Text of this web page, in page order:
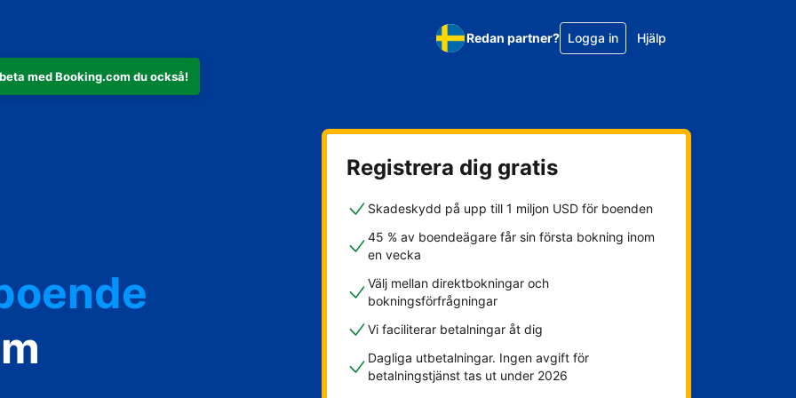
med Booking.com du också!
Redan partner? Logga in Hjälp
Registrera dig gratis
Skadeskydd på upp till 1 miljon USD för boenden
45 % av boendeägare får sin första bokning inom
en vecka
Välj mellan direktbokningar och
bokningsförfrågningar
Vi faciliterar betalningar åt dig
Dagliga utbetalningar. Ingen avgift för
betalningstjänst tas ut under 2026